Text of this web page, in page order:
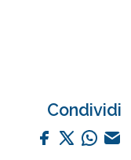
Condividi